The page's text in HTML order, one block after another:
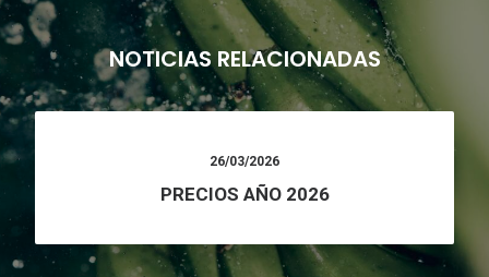
NOTICIAS RELACIONADAS
26/03/2026
PRECIOS AÑO 2026